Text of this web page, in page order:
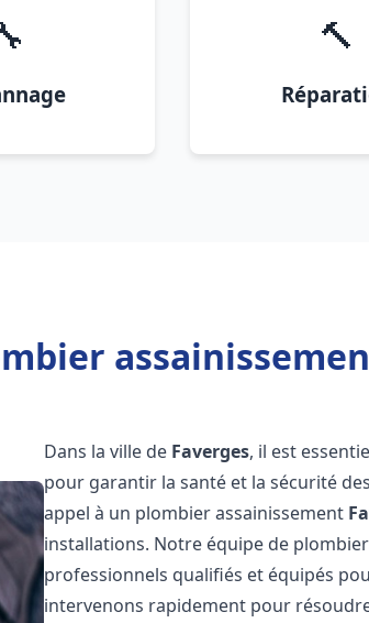
🔨
Dans la ville de Faverges, il est
pour garantir la santé et la sécurité
appel à un plombier assainissement
installations. Notre équipe de
professionnels qualifiés et équipés
intervenons rapidement pour